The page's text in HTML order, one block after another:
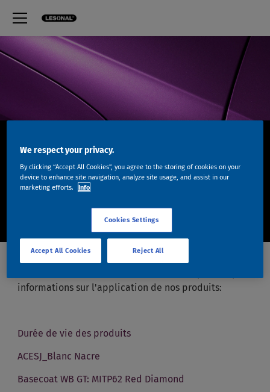
POSTERS ET
BULLETINS
TECHNIQUES
informations sur l'application de nos produits:
Durée de vie des produits
ACESJ_Blanc Nacre
Basecoat WB GT: MITP62 Red Diamond​
We respect your privacy.
By clicking “Accept All Cookies”, you agree to the storing of cookies on your
device to enhance site navigation, analyze site usage, and assist in our
marketing efforts.
Info
Cookies Settings
Reject All
Accept All Cookies